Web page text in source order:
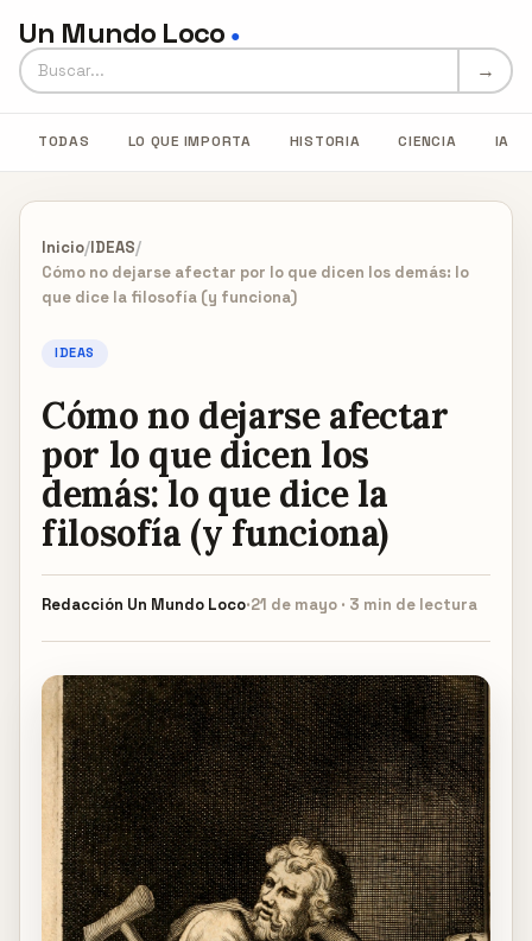
Un Mundo Loco ●
Buscar en Un Mundo Loco →
TODAS LO QUE IMPORTA HISTORIA CIENCIA IA
Inicio/IDEAS/
Cómo no dejarse afectar por lo que dicen los demás: lo
que dice la filosofía (y funciona)
IDEAS
Cómo no dejarse afectar
por lo que dicen los
demás: lo que dice la
filosofía (y funciona)
Redacción Un Mundo Loco·21 de mayo · 3 min de lectura